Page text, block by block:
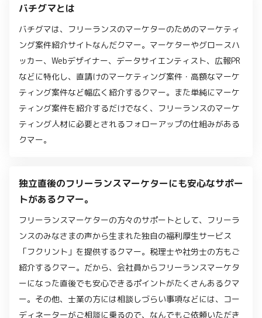
バチグマとは
バチグマは、フリーランスのマーケターのためのマーケティ
ング案件紹介サイトなんだクマー。マーケターやグロースハ
ッカー、Webデザイナー、データサイエンティスト、広報PR
などに特化し、直請けのマーケティング案件・高額なマーケ
ティング案件など幅広く紹介するクマー。また単純にマーケ
ティング案件を紹介するだけでなく、フリーランスのマーケ
ティング人材に必要とされるフォローアップの仕組みがある
クマー。
独立直後のフリーランスマーケターにも安心なサポー
トがあるクマー。
フリーランスマーケターの方々のサポートとして、フリーラ
ンスのみなさまの声から生まれた独自の福利厚生サービス
「フクリント」を提供するクマー。税理士や社労士の方もご
紹介するクマー。だから、会社員からフリーランスマーケタ
ーになった直後でも安心できるポイントがたくさんあるクマ
ー。その他、士業の方には相談しづらい事項などには、コー
ディネーターがご相談に乗るので、なんでもご依頼いただき